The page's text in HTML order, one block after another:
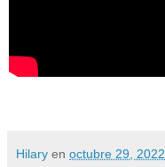
Hilary en octubre 29, 2022